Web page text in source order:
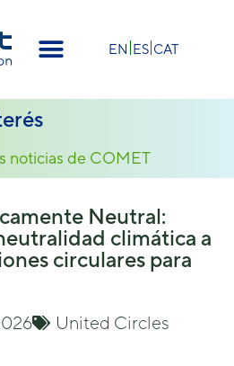
EN ES CAT
noticias de COMET
Neutral:
climática a
circulares para
United Circles